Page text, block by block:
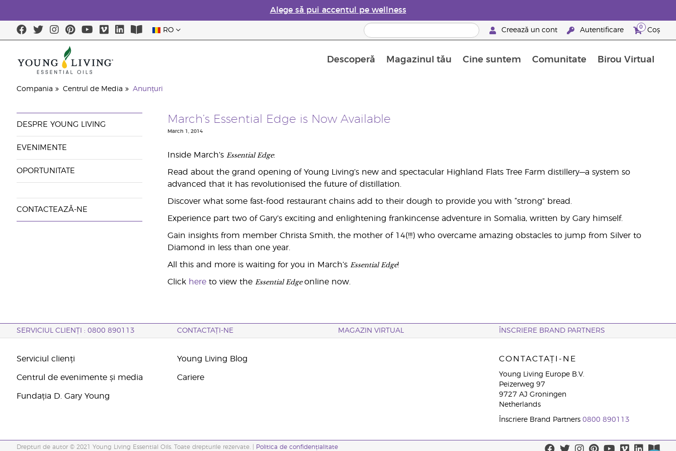
Alege să pui accentul pe wellness
RO Creează un cont Autentificare 0 Coș
Descoperă Magazinul tău Cine suntem Comunitate Birou Virtual
Compania Centrul de Media Anunțuri
DESPRE YOUNG LIVING
EVENIMENTE
OPORTUNITATE
CONTACTEAZĂ-NE
March’s Essential Edge is Now Available
March 1, 2014
Inside March’s Essential Edge:
Read about the grand opening of Young Living’s new and spectacular Highland Flats Tree Farm distillery—a system so
advanced that it has revolutionised the future of distillation.
Discover what some fast-food restaurant chains add to their dough to provide you with “strong” bread.
Experience part two of Gary’s exciting and enlightening frankincense adventure in Somalia, written by Gary himself.
Gain insights from member Christa Smith, the mother of 14(!!!) who overcame amazing obstacles to jump from Silver to
Diamond in less than one year.
All this and more is waiting for you in March’s Essential Edge!
Click hereto view the Essential Edgeonline now.
SERVICIUL CLIENȚI : 0800 890113 CONTACTAȚI-NE MAGAZIN VIRTUAL ÎNSCRIERE BRAND PARTNERS
Serviciul clienți
Centrul de evenimente și media
Fundația D. Gary Young
Young Living Blog
Cariere
CONTACTAȚI-NE
Young Living Europe B.V.
Peizerweg 97
9727 AJ Groningen
Netherlands
Înscriere Brand Partners 0800 890113
Drepturi de autor © 2021 Young Living Essential Oils. Toate drepturile rezervate. | Politica de confidențialitate